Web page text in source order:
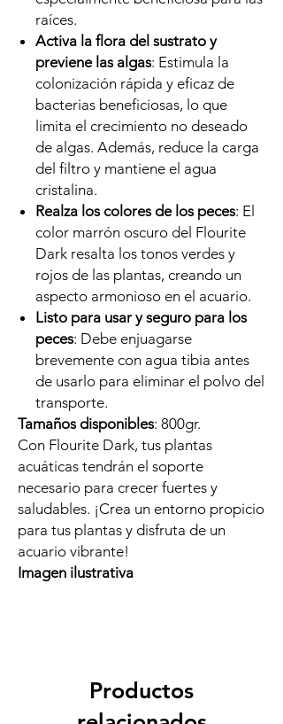
raíces.
Activa la flora del sustrato y
previene las algas: Estimula la
colonización rápida y eficaz de
bacterias beneficiosas, lo que
limita el crecimiento no deseado
de algas. Además, reduce la carga
del filtro y mantiene el agua
cristalina.
Realza los colores de los peces: El
color marrón oscuro del Flourite
Dark resalta los tonos verdes y
rojos de las plantas, creando un
aspecto armonioso en el acuario.
Listo para usar y seguro para los
peces: Debe enjuagarse
brevemente con agua tibia antes
de usarlo para eliminar el polvo del
transporte.
Tamaños disponibles: 800gr.
Con Flourite Dark, tus plantas
acuáticas tendrán el soporte
necesario para crecer fuertes y
saludables. ¡Crea un entorno propicio
para tus plantas y disfruta de un
acuario vibrante!
Imagen ilustrativa
Productos